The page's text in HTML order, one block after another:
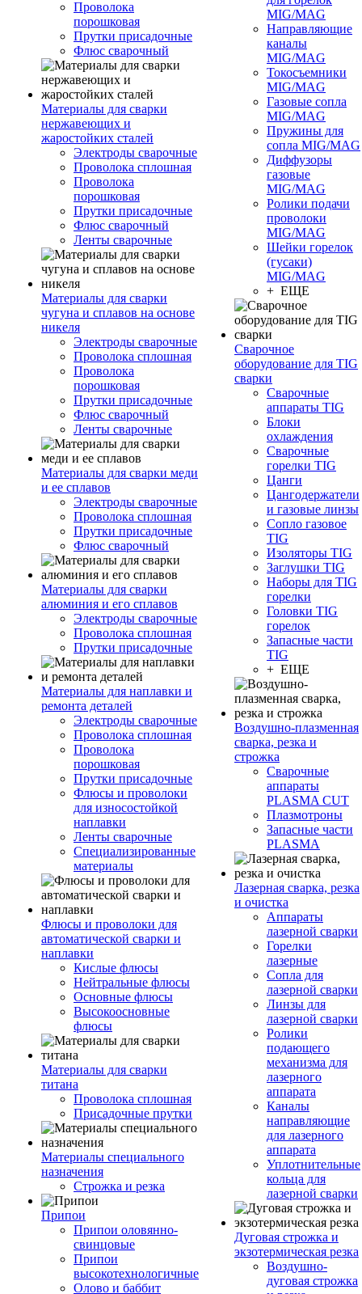
Проволока
порошковая
Прутки присадочные
Флюс сварочный
Материалы для сварки
нержавеющих и
жаростойких сталей
Электроды сварочные
Проволока сплошная
Проволока
порошковая
Прутки присадочные
Флюс сварочный
Ленты сварочные
Материалы для сварки
чугуна и сплавов на основе
никеля
Электроды сварочные
Проволока сплошная
Проволока
порошковая
Прутки присадочные
Флюс сварочный
Ленты сварочные
Материалы для сварки меди
и ее сплавов
Электроды сварочные
Проволока сплошная
Прутки присадочные
Флюс сварочный
Материалы для сварки
алюминия и его сплавов
Электроды сварочные
Проволока сплошная
Прутки присадочные
Материалы для наплавки и
ремонта деталей
Электроды сварочные
Проволока сплошная
Проволока
порошковая
Прутки присадочные
Флюсы и проволоки
для износостойкой
наплавки
Ленты сварочные
Специализированные
материалы
Флюсы и проволоки для
автоматической сварки и
наплавки
Кислые флюсы
Нейтральные флюсы
Основные флюсы
Высокоосновные
флюсы
Материалы для сварки
титана
Проволока сплошная
Присадочные прутки
Материалы специального
назначения
Строжка и резка
Припои
Припои оловянно-
свинцовые
Припои
высокотехнологичные
Олово и баббит
MIG/MAG
Направляющие
каналы
MIG/MAG
Токосъемники
MIG/MAG
Газовые сопла
MIG/MAG
Пружины для
сопла MIG/MAG
Диффузоры
газовые
MIG/MAG
Ролики подачи
проволоки
MIG/MAG
Шейки горелок
(гусаки)
MIG/MAG
+ ЕЩЕ
Сварочное
оборудование для TIG
сварки
Сварочные
аппараты TIG
Блоки
охлаждения
Сварочные
горелки TIG
Цанги
Цангодержатели
и газовые линзы
Сопло газовое
TIG
Изоляторы TIG
Заглушки TIG
Наборы для TIG
горелки
Головки TIG
горелок
Запасные части
TIG
+ ЕЩЕ
Воздушно-плазменная
сварка, резка и
строжка
Сварочные
аппараты
PLASMA CUT
Плазмотроны
Запасные части
PLASMA
Лазерная сварка, резка
и очистка
Аппараты
лазерной сварки
Горелки
лазерные
Сопла для
лазерной сварки
Линзы для
лазерной сварки
Ролики
подающего
механизма для
лазерного
аппарата
Каналы
направляющие
для лазерного
аппарата
Уплотнительные
кольца для
лазерной сварки
Дуговая строжка и
экзотермическая резка
Воздушно-
дуговая строжка